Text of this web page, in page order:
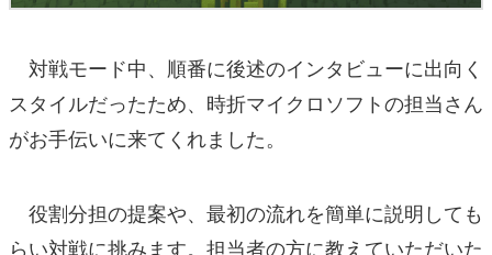
対戦モード中、順番に後述のインタビューに出向く
スタイルだったため、時折マイクロソフトの担当さん
がお手伝いに来てくれました。
役割分担の提案や、最初の流れを簡単に説明しても
らい対戦に挑みます。担当者の方に教えていただいた